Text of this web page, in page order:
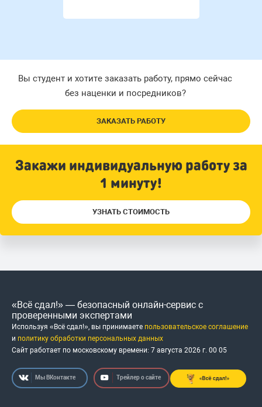
Вы студент и хотите заказать работу, прямо сейчас
без наценки и посредников?
ЗАКАЗАТЬ РАБОТУ
Закажи индивидуальную работу за
1 минуту!
УЗНАТЬ СТОИМОСТЬ
«Всё сдал!» — безопасный онлайн-сервис с
проверенными экспертами
Используя «Всё сдал!», вы принимаете пользовательское соглашение
и политику обработки персональных данных
Сайт работает по московскому времени: 7 августа 2026 г. 00 05
Мы ВКонтакте Трейлер о сайте